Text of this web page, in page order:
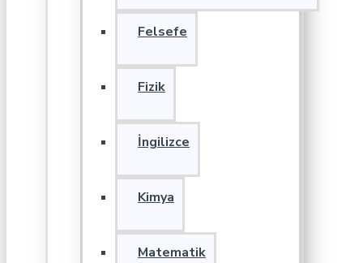
Felsefe
Fizik
İngilizce
Kimya
Matematik